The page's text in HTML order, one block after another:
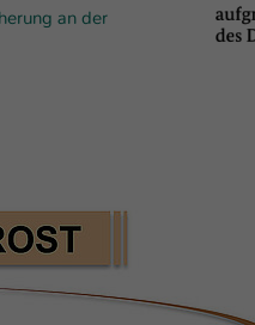
an der
falls der
Cookie
Intranet-